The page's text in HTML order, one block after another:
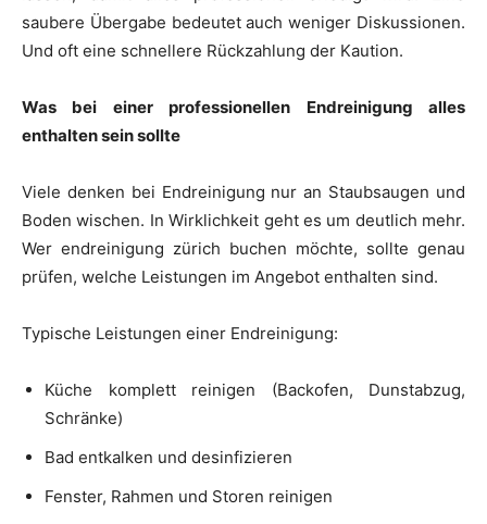
saubere Übergabe bedeutet auch weniger Diskussionen.
Und oft eine schnellere Rückzahlung der Kaution.
Was bei einer professionellen Endreinigung alles
enthalten sein sollte
Viele denken bei Endreinigung nur an Staubsaugen und
Boden wischen. In Wirklichkeit geht es um deutlich mehr.
Wer endreinigung zürich buchen möchte, sollte genau
prüfen, welche Leistungen im Angebot enthalten sind.
Typische Leistungen einer Endreinigung:
Küche komplett reinigen (Backofen, Dunstabzug,
Schränke)
Bad entkalken und desinfizieren
Fenster, Rahmen und Storen reinigen